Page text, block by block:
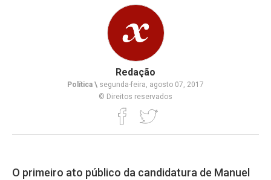
Redação
Política \ segunda-feira, agosto 07, 2017
© Direitos reservados
O primeiro ato público da candidatura de Manuel